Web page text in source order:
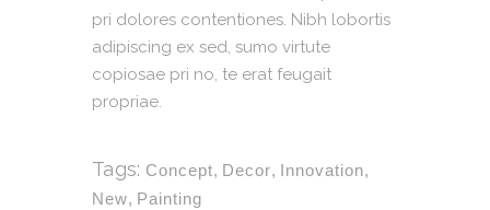
pri dolores contentiones. Nibh lobortis
adipiscing ex sed, sumo virtute
copiosae pri no, te erat feugait
propriae.
Tags: Concept, Decor, Innovation,
New, Painting